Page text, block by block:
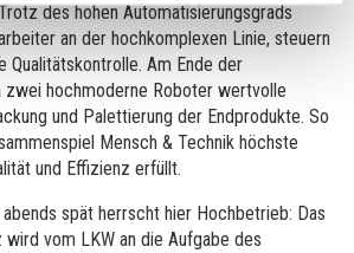
des hohen Automatisierungsgrads
an der hochkomplexen Linie, steuern
Qualitätskontrolle. Am Ende der
zwei hochmoderne Roboter wertvolle
und Palettierung der Endprodukte. So
Mensch & Technik höchste
und Effizienz erfüllt.
spät herrscht hier Hochbetrieb: Das
vom LKW an die Aufgabe des